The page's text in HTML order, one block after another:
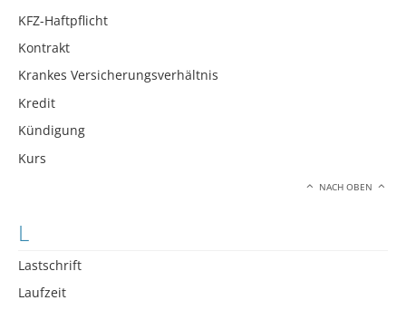
KFZ-Haftpflicht
Kontrakt
Krankes Versicherungsverhältnis
Kredit
Kündigung
Kurs
NACH OBEN
L
Lastschrift
Laufzeit